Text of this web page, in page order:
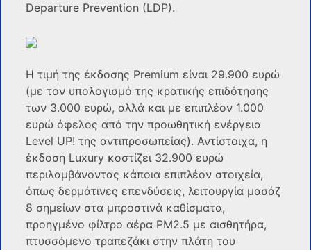
Departure Prevention (LDP).
Η τιμή της έκδοσης Premium είναι 29.900 ευρώ
(με τον υπολογισμό της κρατικής επιδότησης
των 3.000 ευρώ, αλλά και με επιπλέον 1.000
ευρώ όφελος από την προωθητική ενέργεια
Level UP! της αντιπροσωπείας). Αντίστοιχα, η
έκδοση Luxury κοστίζει 32.900 ευρώ
περιλαμβάνοντας κάποια επιπλέον στοιχεία,
όπως δερμάτινες επενδύσεις, λειτουργία μασάζ
8 σημείων στα μπροστινά καθίσματα,
προηγμένο φίλτρο αέρα PM2.5 με αισθητήρα,
πτυσσόμενο τραπεζάκι στην πλάτη του